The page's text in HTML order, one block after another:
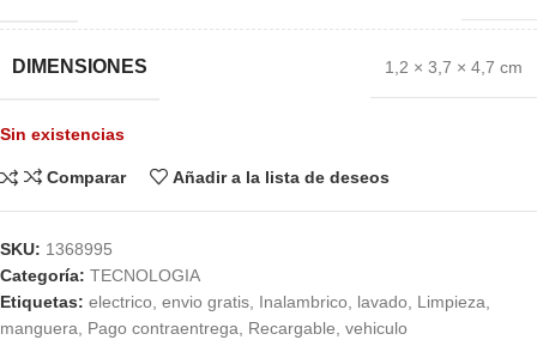
DIMENSIONES 1,2 × 3,7 × 4,7 cm
Sin existencias
Comparar Añadir a la lista de deseos
SKU: 1368995
Categoría: TECNOLOGIA
Etiquetas: electrico envio gratis Inalambrico lavado Limpieza
manguera
Pago contraentrega Recargable vehiculo